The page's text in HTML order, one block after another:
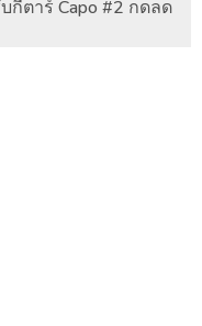
กีตาร์ Capo #2 กดลด